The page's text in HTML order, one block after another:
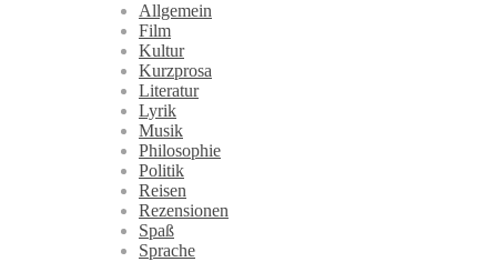
Allgemein
Film
Kultur
Kurzprosa
Literatur
Lyrik
Musik
Philosophie
Politik
Reisen
Rezensionen
Spaß
Sprache